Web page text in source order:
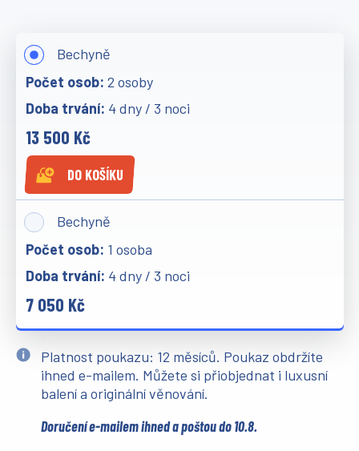
Bechyně
2 osoby
4 dny / 3 noci
13 500 Kč
DO KOŠÍKU
Bechyně
1 osoba
4 dny / 3 noci
7 050 Kč
Platnost poukazu: 12 měsíců. Poukaz obdržíte
ihned e-mailem. Můžete si přiobjednat i luxusní
balení a originální věnování.
Doručení e-mailem ihned a poštou do 10.8.